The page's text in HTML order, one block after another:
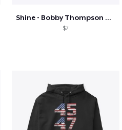
Shine - Bobby Thompson Band Merch
$7